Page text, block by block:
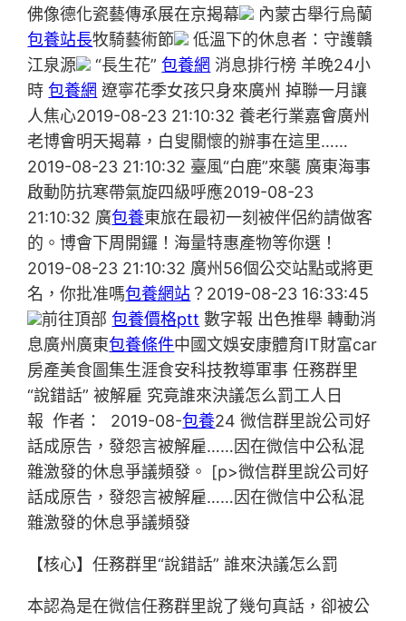
佛像德化瓷藝傳承展在京揭幕
內蒙古舉行烏蘭
包養站長牧騎藝術節
低溫下的休息者：守護贛
江泉源
“長生花”包養網 消息排行榜 羊晚24小
時包養網 遼寧花季女孩只身來廣州 掉聯一月讓
人焦心2019-08-23 21:10:32 養老行業嘉會廣州
老博會明天揭幕，白叟關懷的辦事在這里……
2019-08-23 21:10:32 臺風“白鹿”來襲 廣東海事
啟動防抗寒帶氣旋四級呼應2019-08-23
21:10:32 廣包養東旅在最初一刻被伴侶約請做客
的。博會下周開鑼！海量特惠產物等你選！
2019-08-23 21:10:32 廣州56個公交站點或將更
名，你批准嗎包養網站？2019-08-23 16:33:45
前往頂部包養價格ptt 數字報 出色推舉 轉動消
息廣州廣東包養條件中國文娛安康體育IT財富car
房產美食圖集生涯食安科技教導軍事 任務群里
“說錯話” 被解雇 究竟誰來決議怎么罰工人日
報 作者： 2019-08-包養24 微信群里說公司好
話成原告，發怨言被解雇……因在微信中公私混
雜激發的休息爭議頻發。 [p>微信群里說公司好
話成原告，發怨言被解雇……因在微信中公私混
雜激發的休息爭議頻發
【核心】任務群里“說錯話” 誰來決議怎么罰
本認為是在微信任務群里說了幾句真話，卻被公